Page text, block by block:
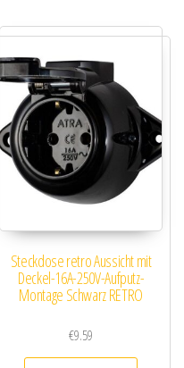
Steckdose retro Aussicht mit
Deckel-16A-250V-Aufputz-
Montage Schwarz RETRO
€9.59